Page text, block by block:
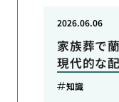
家族葬で
現代的な
2026.06.06
知識